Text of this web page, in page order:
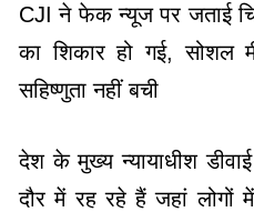
CJI ने फेक न्यूज पर जताई
का शिकार हो गई, सोशल
सहिष्णुता नहीं बची
देश के मुख्य न्यायाधीश
दौर में रह रहे हैं जहां लोगों